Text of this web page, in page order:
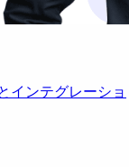
ンテグレーショ